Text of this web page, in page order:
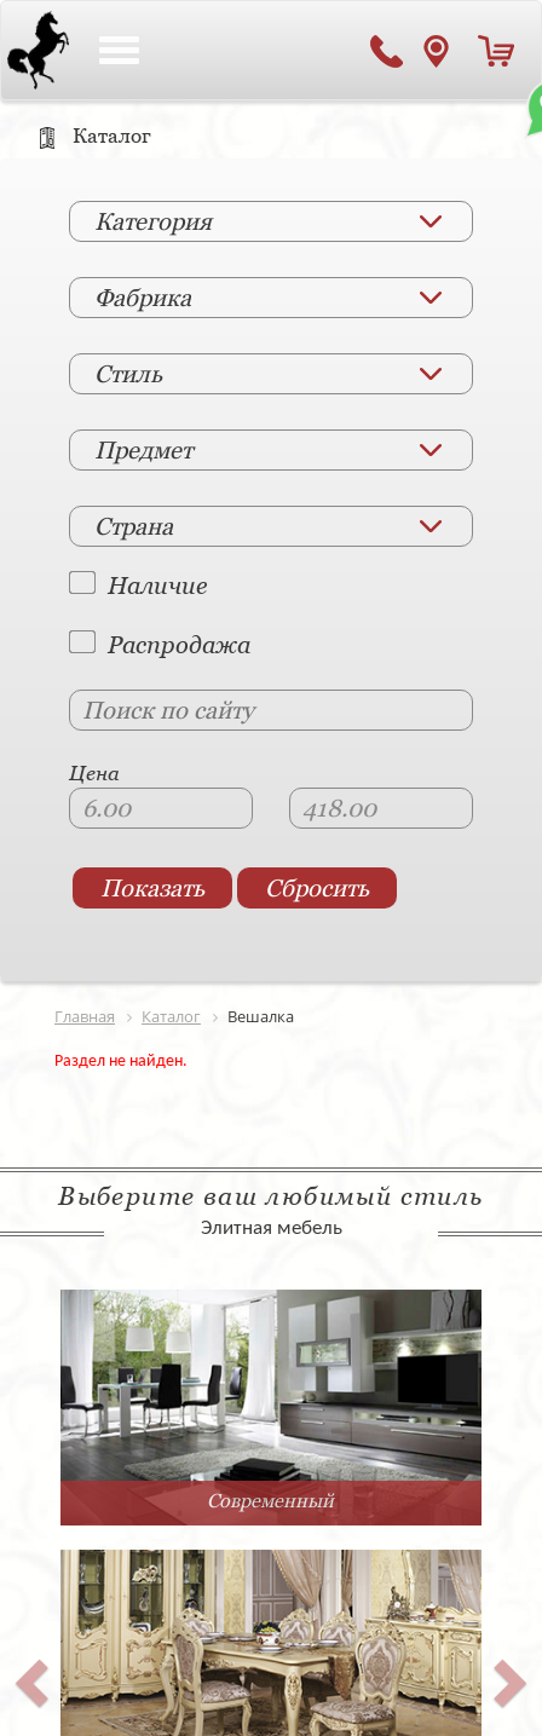
Каталог
Категория
Фабрика
Стиль
Предмет
Страна
Наличие
Распродажа
Цена
Главная Каталог Вешалка
Раздел не найден.
Выберите ваш любимый стиль
Элитная мебель
Современный